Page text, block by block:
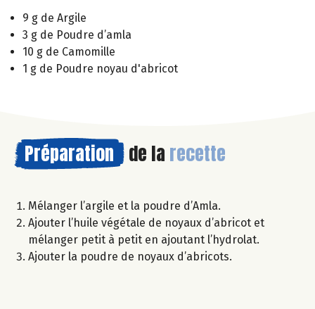
9 g de Argile
3 g de Poudre d’amla
10 g de Camomille
1 g de Poudre noyau d'abricot
Préparation de la recette
Mélanger l’argile et la poudre d’Amla.
Ajouter l’huile végétale de noyaux d’abricot et
mélanger petit à petit en ajoutant l’hydrolat.
Ajouter la poudre de noyaux d’abricots.